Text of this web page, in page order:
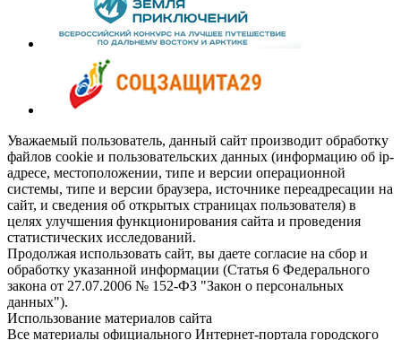
Уважаемый пользователь, данный сайт производит обработку
файлов cookie и пользовательских данных (информацию об ip-
адресе, местоположении, типе и версии операционной
системы, типе и версии браузера, источнике переадресации на
сайт, и сведения об открытых страницах пользователя) в
целях улучшения функционирования сайта и проведения
статистических исследований.
Продолжая использовать сайт, вы даете согласие на сбор и
обработку указанной информации (Статья 6 Федерального
закона от 27.07.2006 № 152-ФЗ "Закон о персональных
данных").
Использование материалов сайта
Все материалы официального Интернет-портала городского